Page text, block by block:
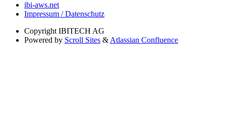
ibi-aws.net
Impressum / Datenschutz
Copyright IBITECH AG
Powered by Scroll Sites & Atlassian Confluence